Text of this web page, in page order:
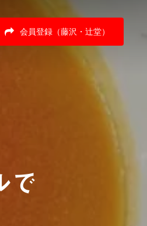
会員登録（藤沢・辻堂）
で